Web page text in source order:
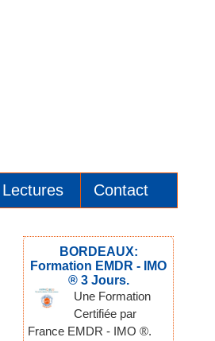
Lectures Contact
BORDEAUX:
Formation EMDR - IMO
® 3 Jours.
Une Formation
Certifiée par
France EMDR - IMO ®.